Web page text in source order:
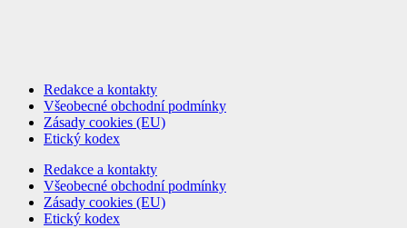
Redakce a kontakty
Všeobecné obchodní podmínky
Zásady cookies (EU)
Etický kodex
Redakce a kontakty
Všeobecné obchodní podmínky
Zásady cookies (EU)
Etický kodex